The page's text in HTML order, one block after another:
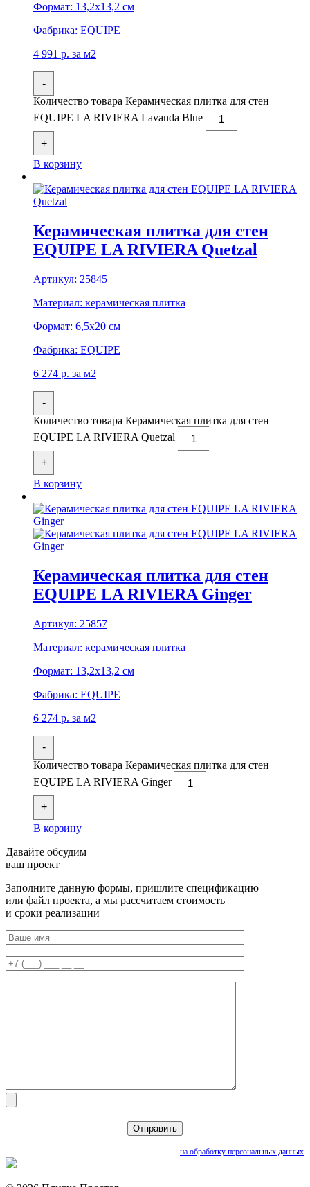
Формат: 13,2x13,2 см
Фабрика: EQUIPE
4 991 р. за м2
-
Количество товара Керамическая плитка для стен
EQUIPE LA RIVIERA Lavanda Blue
+
В корзину
Керамическая плитка для стен
EQUIPE LA RIVIERA Quetzal
Артикул: 25845
Материал: керамическая плитка
Формат: 6,5x20 см
Фабрика: EQUIPE
6 274 р. за м2
-
Количество товара Керамическая плитка для стен
EQUIPE LA RIVIERA Quetzal
+
В корзину
Керамическая плитка для стен
EQUIPE LA RIVIERA Ginger
Артикул: 25857
Материал: керамическая плитка
Формат: 13,2x13,2 см
Фабрика: EQUIPE
6 274 р. за м2
-
Количество товара Керамическая плитка для стен
EQUIPE LA RIVIERA Ginger
+
В корзину
Давайте обсудим
ваш проект
Заполните данную формы, пришлите спецификацию
или файл проекта, а мы рассчитаем стоимость
и сроки реализации
на обработку персональных данных